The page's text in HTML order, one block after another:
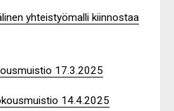
yhteistyömalli kiinnostaa
17.3.2025
14.4.2025